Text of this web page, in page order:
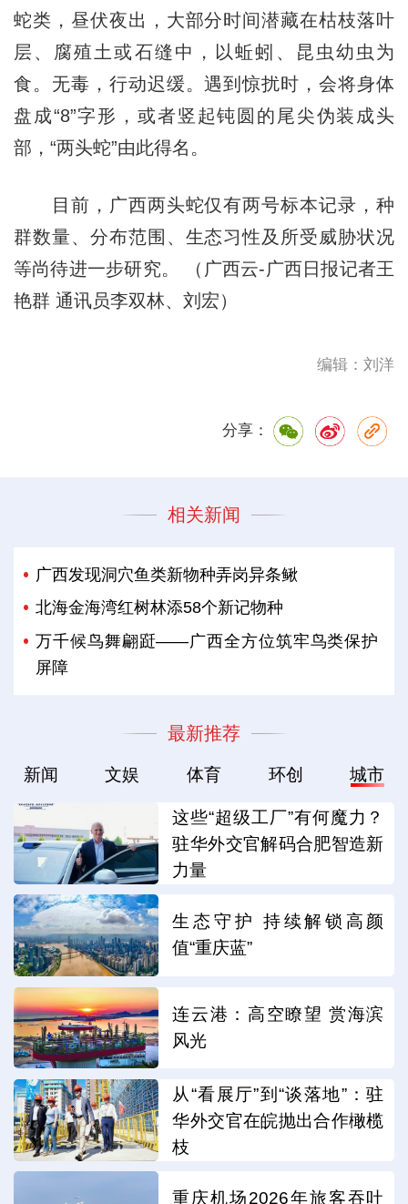
蛇类，昼伏夜出，大部分时间潜藏在枯枝落叶
层、腐殖土或石缝中，以蚯蚓、昆虫幼虫为
食。无毒，行动迟缓。遇到惊扰时，会将身体
盘成“8”字形，或者竖起钝圆的尾尖伪装成头
部，“两头蛇”由此得名。
目前，广西两头蛇仅有两号标本记录，种
群数量、分布范围、生态习性及所受威胁状况
等尚待进一步研究。 （广西云-广西日报记者王
艳群 通讯员李双林、刘宏）
编辑：刘洋
分享：
相关新闻
广西发现洞穴鱼类新物种弄岗异条鳅
北海金海湾红树林添58个新记物种
万千候鸟舞翩跹——广西全方位筑牢鸟类保护
屏障
最新推荐
新闻 文娱 体育 环创 城市
这些“超级工厂”有何魔力？
驻华外交官解码合肥智造新
力量
生态守护 持续解锁高颜
值“重庆蓝”
连云港：高空瞭望 赏海滨
风光
从“看展厅”到“谈落地”：驻
华外交官在皖抛出合作橄榄
枝
重庆机场2026年旅客吞吐